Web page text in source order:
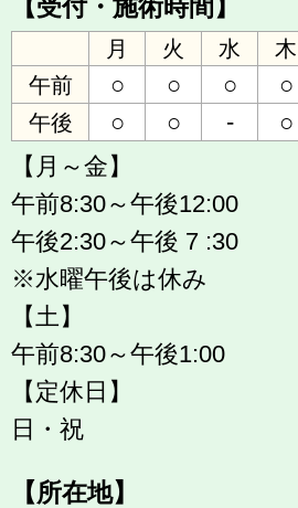
【受付・施術時間】
月 火 水 木
午前
○ ○ ○ ○
午後 ○ ○ - ○
【月～金】
午前8:30～午後12:00
午後2:30～午後 7 :30
※水曜午後は休み
【土】
午前8:30～午後1:00
【定休日】
日・祝
【所在地】